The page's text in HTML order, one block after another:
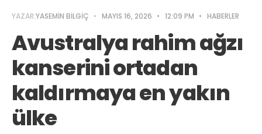
YAZAR:YASEMIN BILGIÇ • MAYIS 16, 2026 • 12:09 PM • HABERLER
Avustralya rahim ağzı
kanserini ortadan
kaldırmaya en yakın
ülke